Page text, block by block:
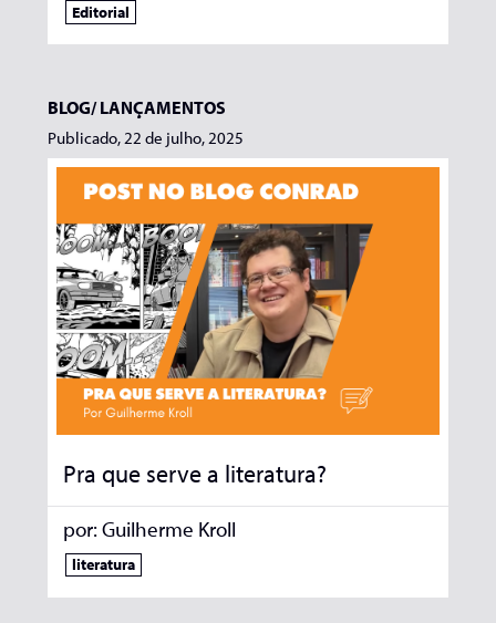
Editorial
BLOG/LANÇAMENTOS
Publicado, 22 de julho, 2025
Pra que serve a literatura?
por:Guilherme Kroll
literatura